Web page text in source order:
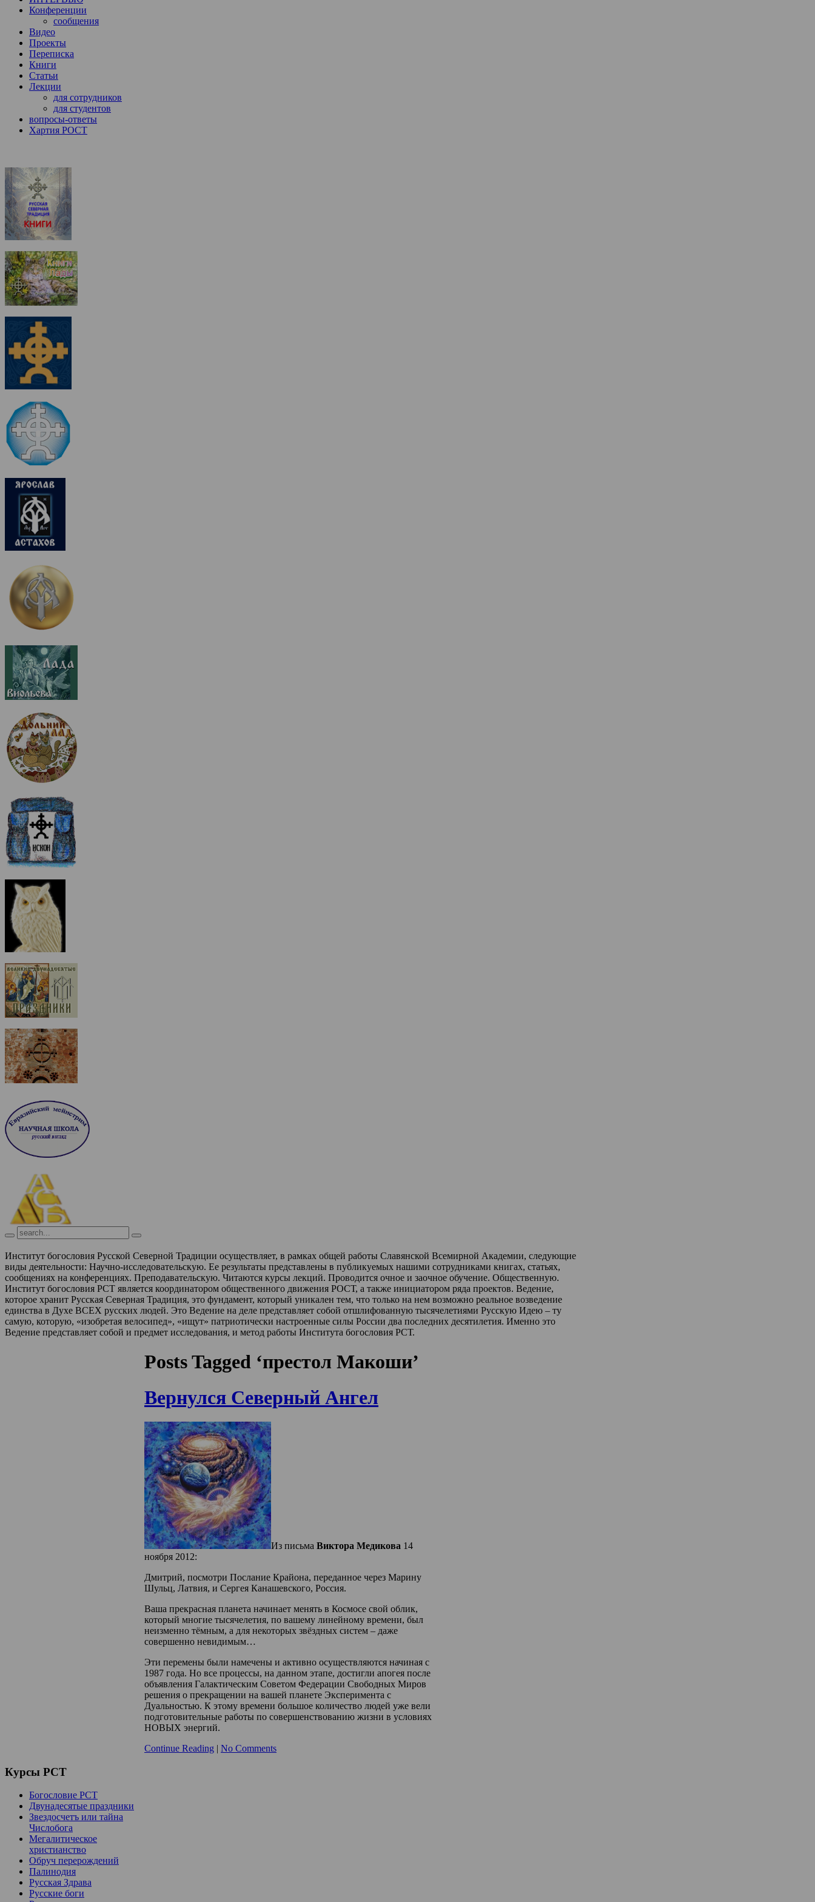
Конференции
сообщения
Видео
Проекты
Переписка
Книги
Статьи
Лекции
для сотрудников
для студентов
вопросы-ответы
Хартия РОСТ
Институт богословия Русской Северной Традиции осуществляет, в рамках общей работы Славянской Всемирной Академии, следующие
виды деятельности: Научно-исследовательскую. Ее результаты представлены в публикуемых нашими сотрудниками книгах, статьях,
сообщениях на конференциях. Преподавательскую. Читаются курсы лекций. Проводится очное и заочное обучение. Общественную.
Институт богословия РСТ является координатором общественного движения РОСТ, а также инициатором ряда проектов. Ведение,
которое хранит Русская Северная Традиция, это фундамент, который уникален тем, что только на нем возможно реальное возведение
единства в Духе ВСЕХ русских людей. Это Ведение на деле представляет собой отшлифованную тысячелетиями Русскую Идею – ту
самую, которую, «изобретая велосипед», «ищут» патриотически настроенные силы России два последних десятилетия. Именно это
Ведение представляет собой и предмет исследования, и метод работы Института богословия РСТ.
Posts Tagged ‘престол Макоши’
Вернулся Северный Ангел
Из письма Виктора Медикова 14
ноября 2012:
Дмитрий, посмотри Послание Крайона, переданное через Марину
Шульц, Латвия, и Сергея Канашевского, Россия.
Ваша прекрасная планета начинает менять в Космосе свой облик,
который многие тысячелетия, по вашему линейному времени, был
неизменно тёмным, а для некоторых звёздных систем – даже
совершенно невидимым…
Эти перемены были намечены и активно осуществляются начиная с
1987 года. Но все процессы, на данном этапе, достигли апогея после
объявления Галактическим Советом Федерации Свободных Миров
решения о прекращении на вашей планете Эксперимента с
Дуальностью. К этому времени большое количество людей уже вели
подготовительные работы по совершенствованию жизни в условиях
НОВЫХ энергий.
Continue Reading | No Comments
Курсы РСТ
Богословие РСТ
Двунадесятые праздники
Звездосчетъ или тайна
Числобога
Мегалитическое
христианство
Обруч перерождений
Палинодия
Русская Здрава
Русские боги